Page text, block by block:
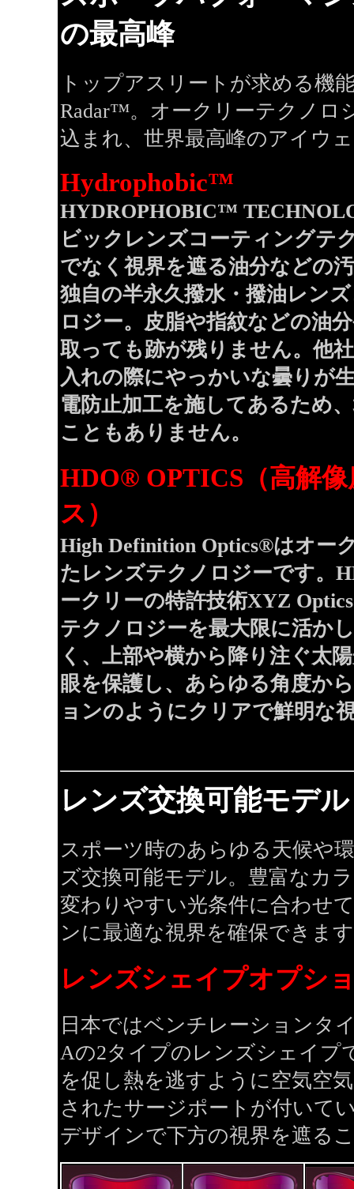
の最高峰
トップアスリートが求める機
Radar™。オークリーテクノロ
込まれ、世界最高峰のアイウ
Hydrophobic™
HYDROPHOBIC™
ビックレンズコーティングテ
でなく視界を遮る油分などの
独自の半永久撥水・撥油レン
ロジー。皮脂や指紋などの油
取っても跡が残りません。他
入れの際にやっかいな曇りが
電防止加工を施してあるため
こともありません。
HDO® OPTICS（高解
ス）
High Definition Optics®はオー
たレンズテクノロジーです。
ークリーの特許技術XYZ
テクノロジーを最大限に活か
く、上部や横から降り注ぐ太
眼を保護し、あらゆる角度か
ョンのようにクリアで鮮明な
レンズ交換可能モデル
スポーツ時のあらゆる天候や
ズ交換可能モデル。豊富なカ
変わりやすい光条件に合わせ
ンに最適な視界を確保できま
レンズシェイプオプシ
日本ではベンチレーションタ
Aの2タイプのレンズシェイプ
を促し熱を逃すように空気空
されたサージポートが付いて
デザインで下方の視界を遮る